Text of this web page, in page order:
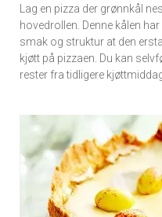
Lag en pizza der grønnkål
hovedrollen. Denne kålen
smak og struktur at den
kjøtt på pizzaen. Du kan
rester fra tidligere